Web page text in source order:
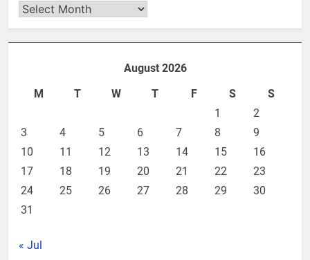
Archives
August 2026
M
T W T F S
S
1
2
3
4 5 6 7 8
9
10
11 12 13 14 15
16
17
18 19 20 21 22
23
24
25 26 27 28 29
30
31
« Jul